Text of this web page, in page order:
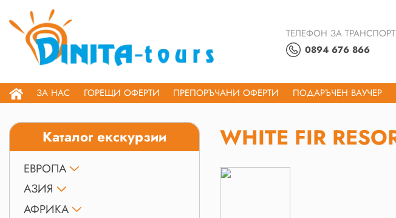
ТЕЛЕФОН ЗА ТРАНСПОРТ
0894 676 866
ЗА НАС ГОРЕЩИ ОФЕРТИ ПРЕПОРЪЧАНИ ОФЕРТИ ПОДАРЪЧЕН ВАУЧЕР
Каталог екскурзии
ЕВРОПА
АЗИЯ
АФРИКА
WHITE FIR